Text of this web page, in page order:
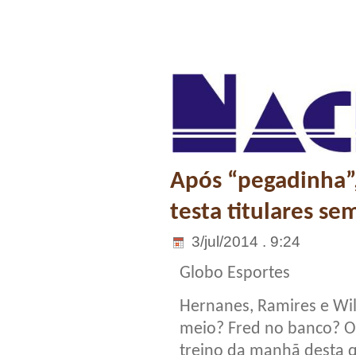
Após
testa titulares
3/jul/2014 . 9:24
Globo Esportes
Hernanes, Ramires e
meio? Fred no banco?
treino da manhã desta